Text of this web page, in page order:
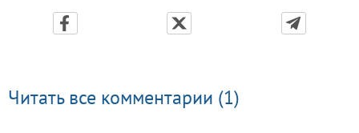
Читать все комментарии (1)